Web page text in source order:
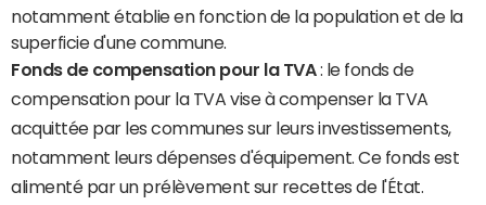
notamment établie en fonction de la population et de la
superficie d'une commune.
Fonds de compensation pour la TVA: le fonds de
compensation pour la TVA vise à compenser la TVA
acquittée par les communes sur leurs investissements,
notamment leurs dépenses d'équipement. Ce fonds est
alimenté par un prélèvement sur recettes de l'État.